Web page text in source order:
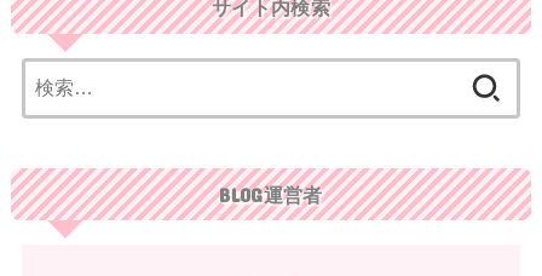
サイト内検索
索:
BLOG運営者